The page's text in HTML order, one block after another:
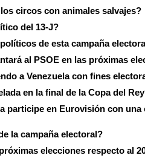
circos con animales salvajes?
del 13-J?
de esta campaña
al PSOE en las próximas
a Venezuela con fines
en la final de la Copa del
participe en Eurovisión con una
la campaña electoral?
elecciones respecto al